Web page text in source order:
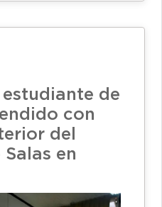
de
con
del
en